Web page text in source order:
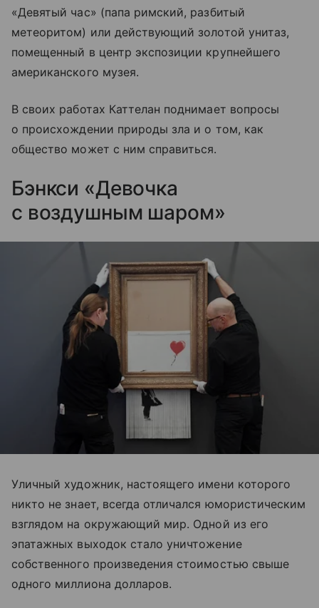
«Девятый час» (папа римский, разбитый
метеоритом) или действующий золотой унитаз,
помещенный в центр экспозиции крупнейшего
американского музея.
В своих работах Каттелан поднимает вопросы
о происхождении природы зла и о том, как
общество может с ним справиться.
Бэнкси «Девочка
с воздушным шаром»
Уличный художник, настоящего имени которого
никто не знает, всегда отличался юмористическим
взглядом на окружающий мир. Одной из его
эпатажных выходок стало уничтожение
собственного произведения стоимостью свыше
одного миллиона долларов.